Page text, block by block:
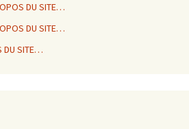
DU SITE…
DU SITE…
DU SITE…